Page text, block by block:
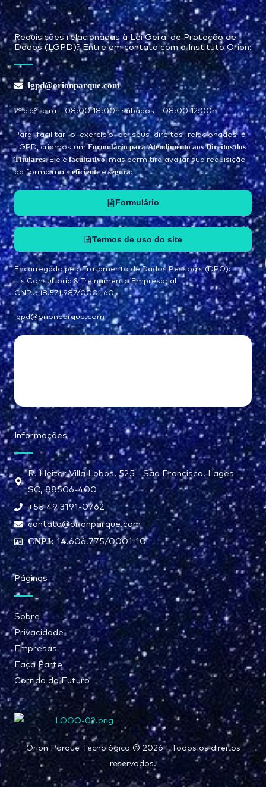
Orion Parque Tecnológico © 2026 | Todos os direitos
reservados.
Páginas
Sobre
Privacidade
Empresas
Faça Parte
Corrida do Futuro
Informações
R. Heitor Villa Lobos, 525 - São Francisco, Lages -
SC, 88506-400
+55 49 3191-0762
contato@orionparque.com
CNPJ:14.606.775/0001-10
Requisições relacionadas à Lei Geral de Proteção de
Dados (LGPD)? Entre em contato com o Instituto Orion:
lgpd@orionparque.com
2° a 6° feira – 08:00-18:00h sábados – 08:00-12:00h
Para facilitar o exercício de seus direitos relacionados à
LGPD, criamos umFormulário para Atendimento aos Direitos dos
Titulares. Ele éfacultativo, mas permitirá avaliar sua requisição
da forma maiseficienteesegura:
Formulário
Termos de uso do site
Encarregado pelo Tratamento de Dados Pessoais (DPO):
Lis Consultoria & Treinamento Empresarial
CNPJ: 18.571.987/0001-60
lgpd@orionparque.com